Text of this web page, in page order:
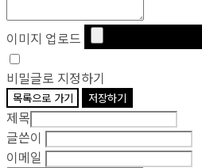
이미지 업로드
비밀글로 지정하기
목록으로 가기 저장하기
제목
글쓴이
이메일